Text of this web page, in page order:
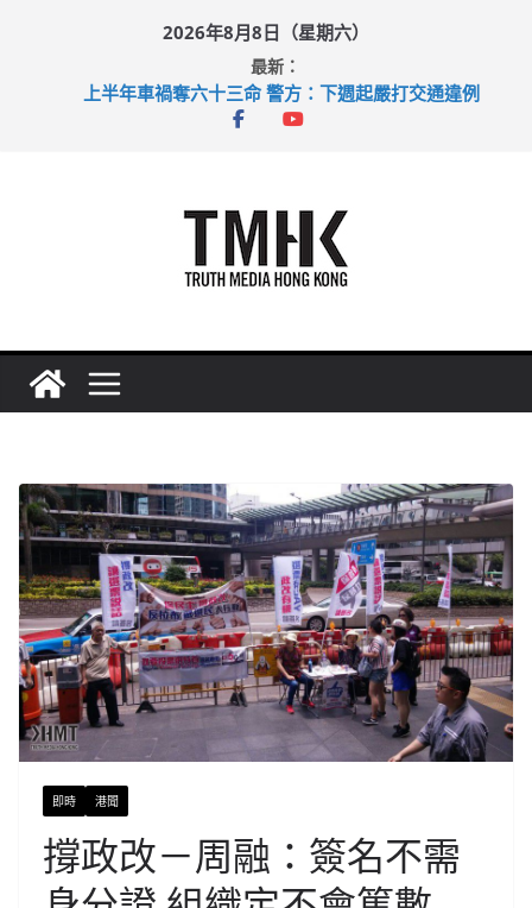
2026年8月8日（星期六）
最新：
上半年車禍奪六十三命 警方：下週起嚴打交通違例
性罪行修例獲九成支持 鄧炳強：爭取今屆任期內完成立法
即時 港聞
撐政改－周融：簽名不需